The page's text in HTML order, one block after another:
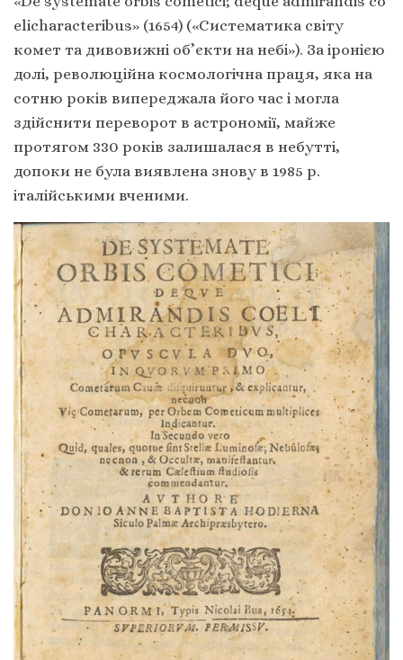
elicharacteribus» (1654) («Систематика світу
комет та дивовижні об’єкти на небі»). За іронією
долі, революційна космологічна праця, яка на
сотню років випереджала його час і могла
здійснити переворот в астрономії, майже
протягом 330 років залишалася в небутті,
допоки не була виявлена знову в 1985 р.
італійськими вченими.